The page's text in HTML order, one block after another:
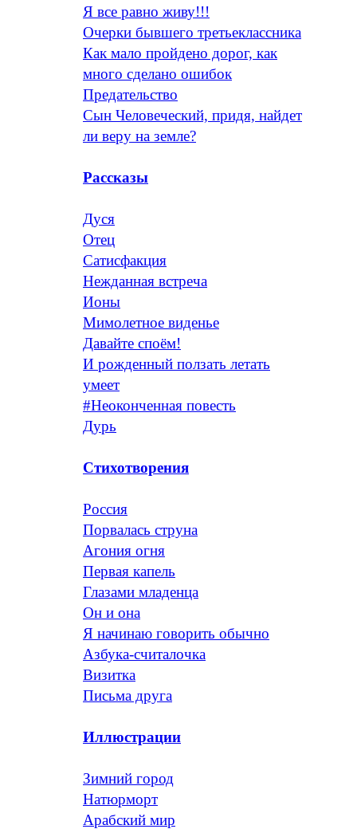
Я все равно живу!!!
Очерки бывшего третьеклассника
Как мало пройдено дорог, как
много сделано ошибок
Предательство
Сын Человеческий, придя, найдет
ли веру на земле?
Рассказы
Дуся
Отец
Сатисфакция
Нежданная встреча
Ионы
Мимолетное виденье
Давайте споём!
И рожденный ползать летать
умеет
#Неоконченная повесть
Дурь
Стихотворения
Россия
Порвалась струна
Агония огня
Первая капель
Глазами младенца
Он и она
Я начинаю говорить обычно
Азбука-считалочка
Визитка
Письма друга
Иллюстрации
Зимний город
Натюрморт
Арабский мир